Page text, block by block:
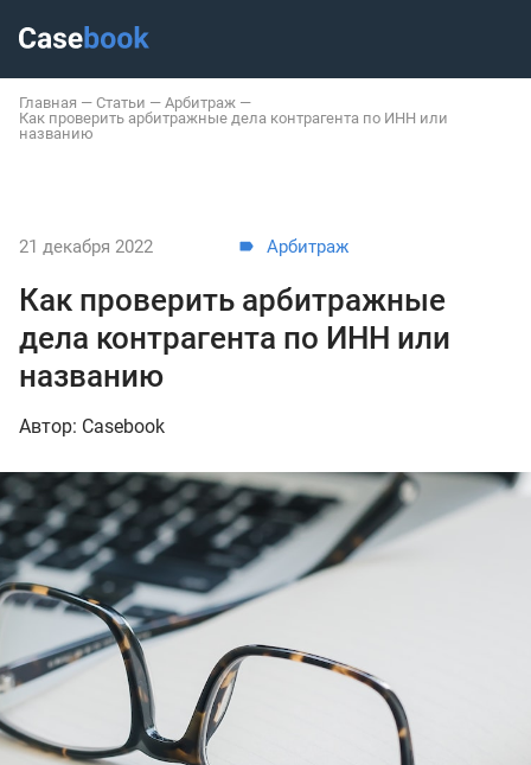
Главная — Статьи — Арбитраж —
Как проверить арбитражные дела контрагента по ИНН или
названию
21 декабря 2022 Арбитраж
Как проверить арбитражные
дела контрагента по ИНН или
названию
Автор: Casebook